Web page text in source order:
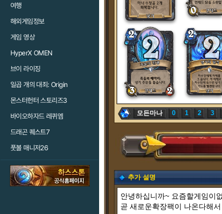
여행
해외게임정보
게임 영상
HyperX OMEN
브이 라이징
일곱 개의 대죄: Origin
몬스터헌터 스토리즈3
바이오하자드 레퀴엠
드래곤 퀘스트7
풋볼 매니저26
모든마나 0 1 2 3
추가 설명
안녕하십니까~ 요즘할게임이
곧 새로운확장팩이 나온다해